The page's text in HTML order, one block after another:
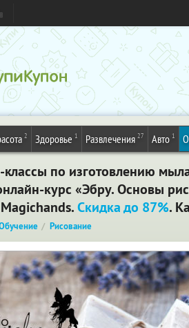
2 Здоровье 1 Развлечения 27 Авто 1
классы по изготовлению
курс «Эбру. Основы
Скидка до 87%.
Рисование